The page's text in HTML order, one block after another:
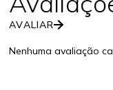
AVALIAR
Nenhuma avaliação